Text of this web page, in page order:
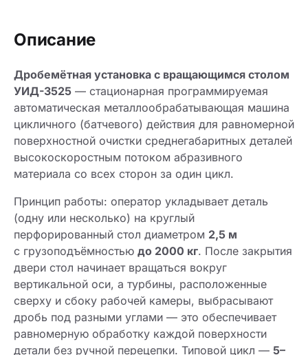
Описание
Дробемётная установка с вращающимся столом
УИД-3525 — стационарная программируемая
автоматическая металлообрабатывающая машина
цикличного (батчевого) действия для равномерной
поверхностной очистки среднегабаритных деталей
высокоскоростным потоком абразивного
материала со всех сторон за один цикл.
Принцип работы: оператор укладывает деталь
(одну или несколько) на круглый
перфорированный стол диаметром 2,5 м
с грузоподъёмностью до 2000 кг. После закрытия
двери стол начинает вращаться вокруг
вертикальной оси, а турбины, расположенные
сверху и сбоку рабочей камеры, выбрасывают
дробь под разными углами — это обеспечивает
равномерную обработку каждой поверхности
детали без ручной перецепки. Типовой цикл — 5–